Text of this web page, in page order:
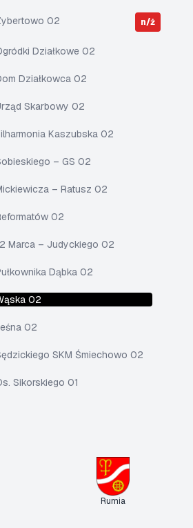
02 n/ż
Działkowe 02
Działkowca 02
Skarbowy 02
Kaszubska 02
– GS 02
– Ratusz 02
02
Marca – Judyckiego 02
Dąbka 02
02
02
SKM Śmiechowo 02
Sikorskiego 01
Rumia